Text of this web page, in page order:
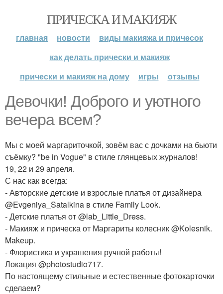
ПРИЧЕСКА И МАКИЯЖ
главная новости
виды макияжа и причесок
как делать прически и макияж
прически и макияж на дому
игры отзывы
Девочки! Доброго и уютного
вечера всем?
Мы с моей маргариточкой, зовём вас с дочками на бьюти
съёмку? "be in Vogue" в стиле глянцевых журналов!
19, 22 и 29 апреля.
С нас как всегда:
- Авторские детские и взрослые платья от дизайнера
@Evgeniya_Satalkina в стиле Family Look.
- Детские платья от @lab_Little_Dress.
- Макияж и прическа от Маргариты колесник @Kolesnik.
Makeup.
- Флористика и украшения ручной работы!
Локация @photostudio717.
По настоящему стильные и естественные фотокарточки
сделаем?